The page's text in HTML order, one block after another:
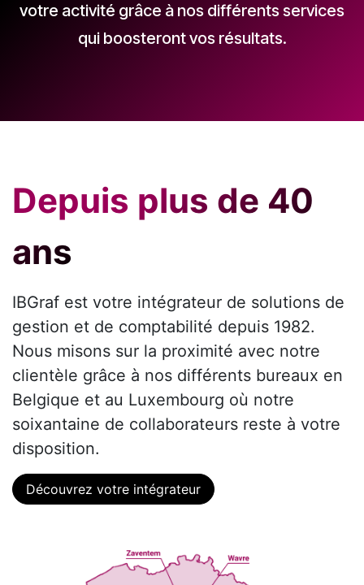
votre activité grâce à nos différents services
qui boosteront vos résultats.
Depuis plus de 40
ans
IBGraf est votre intégrateur de solutions de
gestion et de comptabilité depuis 1982.
Nous misons sur la proximité avec notre
clientèle grâce à nos différents bureaux en
Belgique et au Luxembourg où notre
soixantaine de collaborateurs reste à votre
disposition.
Découvrez votre intégrateur